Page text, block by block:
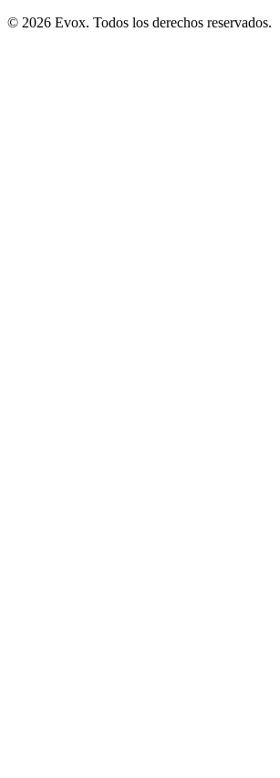
© 2026 Evox. Todos los derechos reservados.